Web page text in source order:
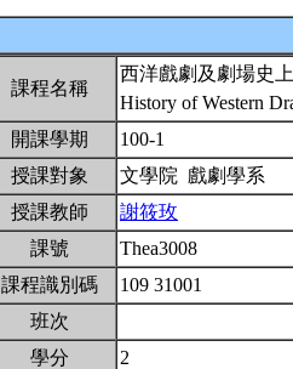
課程名稱
西洋戲劇及劇場史上
History of Western
開課學期
100-1
授課對象
文學院 戲劇學系
授課教師
謝筱玫
課號
Thea3008
課程識別碼
109 31001
班次
學分
2